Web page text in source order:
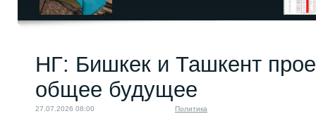
НГ: Бишкек и Ташкент
общее будущее
27.07.2026 08:00 Политика